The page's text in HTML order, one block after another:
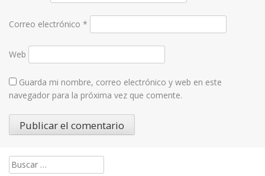
Correo electrónico *
Web
Guarda mi nombre, correo electrónico y web en este
navegador para la próxima vez que comente.
Buscar: